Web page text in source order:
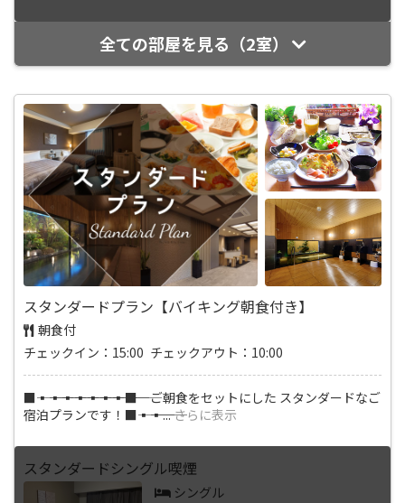
全ての部屋を見る（2室）
スタンダードプラン【バイキング朝食付き】
朝食付
チェックイン：15:00 チェックアウト：10:00
■―――▪―――▪―――▪―――▪―――▪―――▪―――▪―――■ ご朝食をセットにした スタンダードなご
宿泊プランです！■―――▪―――▪...さらに表示
スタンダードシングル喫煙
シングル